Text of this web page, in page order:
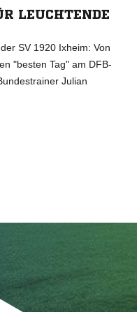
LEUCHTENDE
SV 1920 Ixheim: Von
"besten Tag" am DFB-
Julian